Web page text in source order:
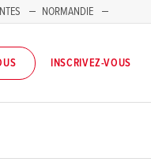
NORMANDIE
INSCRIVEZ-VOUS